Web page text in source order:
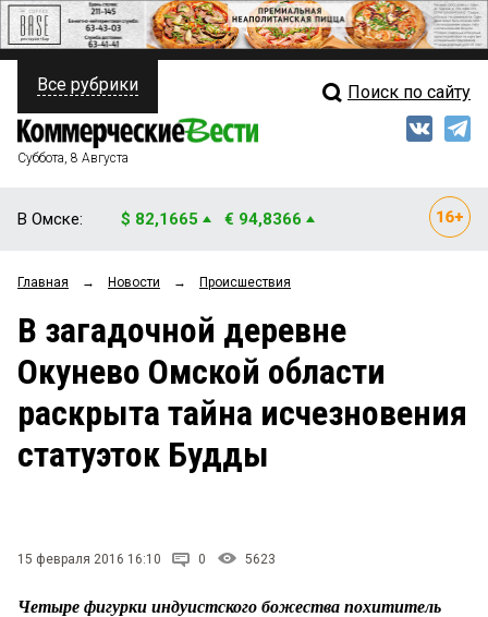
ПОЛИТИКА
ФИНАНСЫ
ОБЩЕСТВО
ЗАКОН
НОВОСТИ КОМПАНИЙ
Свежий выпуск
Мнения
Рейтинги
Блоги
Архив
Все рубрики Поиск по сайту
Суббота, 8 Августа
В Омске: $ 82,1665 € 94,8366
Главная → Новости → Происшествия
В загадочной деревне
Окунево Омской области
раскрыта тайна исчезновения
статуэток Будды
15 февраля 2016 16:10 0 5623
Четыре фигурки индуистского божества похититель